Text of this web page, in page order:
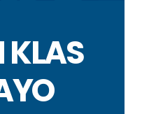
KLAS